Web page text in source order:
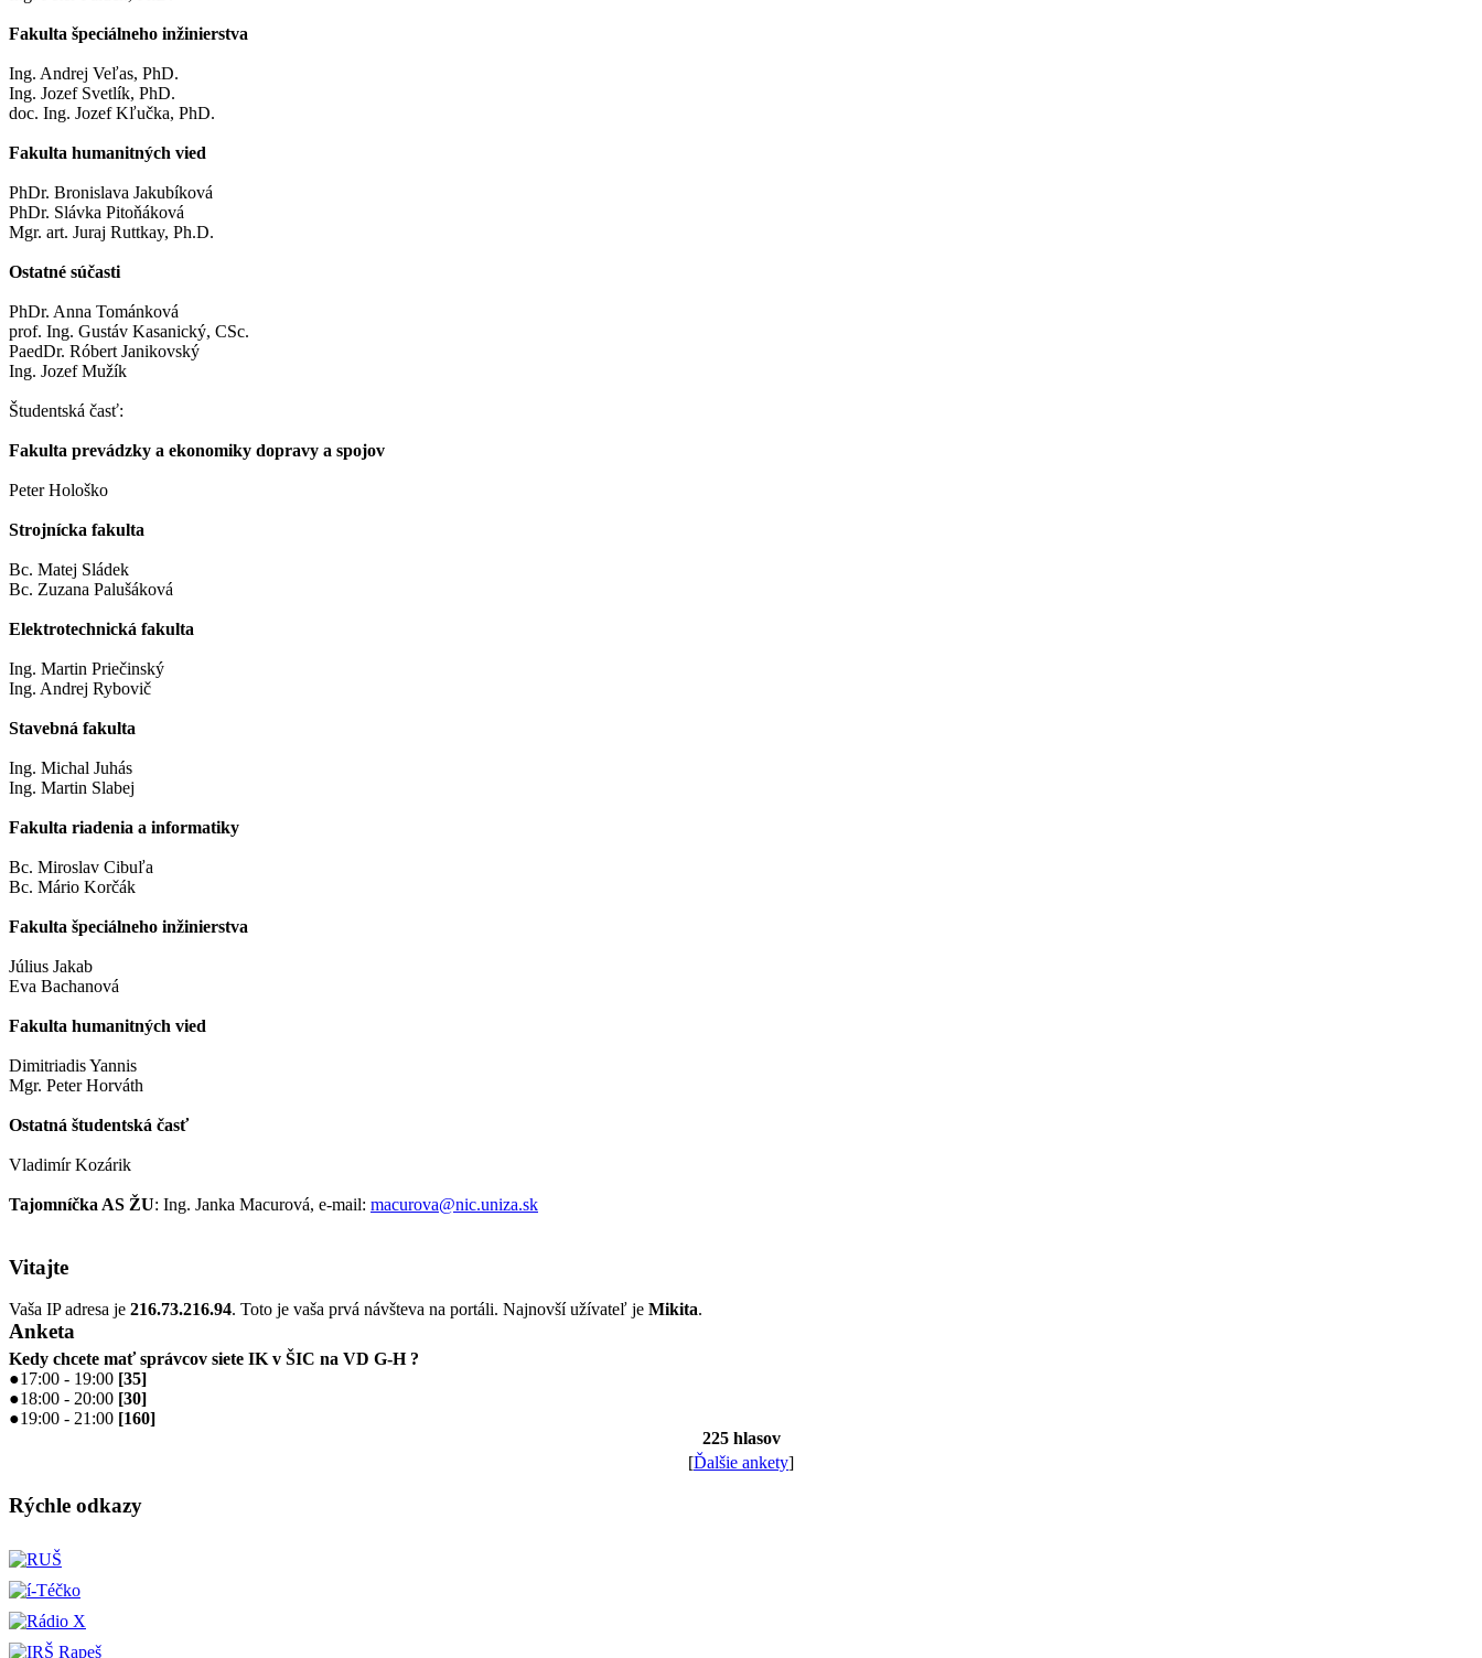
Fakulta špeciálneho inžinierstva
Ing. Andrej Veľas, PhD.
Ing. Jozef Svetlík, PhD.
doc. Ing. Jozef Kľučka, PhD.
Fakulta humanitných vied
PhDr. Bronislava Jakubíková
PhDr. Slávka Pitoňáková
Mgr. art. Juraj Ruttkay, Ph.D.
Ostatné súčasti
PhDr. Anna Tománková
prof. Ing. Gustáv Kasanický, CSc.
PaedDr. Róbert Janikovský
Ing. Jozef Mužík
Študentská časť:
Fakulta prevádzky a ekonomiky dopravy a spojov
Peter Hološko
Strojnícka fakulta
Bc. Matej Sládek
Bc. Zuzana Palušáková
Elektrotechnická fakulta
Ing. Martin Priečinský
Ing. Andrej Rybovič
Stavebná fakulta
Ing. Michal Juhás
Ing. Martin Slabej
Fakulta riadenia a informatiky
Bc. Miroslav Cibuľa
Bc. Mário Korčák
Fakulta špeciálneho inžinierstva
Július Jakab
Eva Bachanová
Fakulta humanitných vied
Dimitriadis Yannis
Mgr. Peter Horváth
Ostatná študentská časť
Vladimír Kozárik
Tajomníčka AS ŽU: Ing. Janka Macurová, e-mail: macurova@nic.uniza.sk
Vitajte
Vaša IP adresa je 216.73.216.94. Toto je vaša prvá návšteva na portáli. Najnovší užívateľ je Mikita.
Anketa
Kedy chcete mať správcov siete IK v ŠIC na VD G-H ?
●17:00 - 19:00 [35]
●18:00 - 20:00 [30]
●19:00 - 21:00 [160]
225 hlasov
[Ďalšie ankety]
Rýchle odkazy